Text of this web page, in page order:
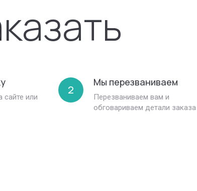
сайте или
2
Мы перезваниваем
Перезваниваем вам и
обговариваем детали заказа